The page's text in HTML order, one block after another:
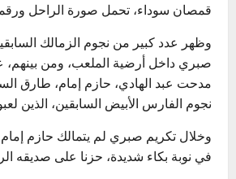
قمصان سوداء، تحمل صورة الراحل
وظهر عدد كبير من نجوم الزمالك
صبري داخل أرضية الملعب، ومن بينهم،
مدحت عبد الهادي، حازم إمام، طارق
نجوم الفارس الأبيض السابقين، الذين
وخلال تكريم صبري لم يتمالك حازم
في نوبة بكاء شديدة، حزنا على صديقه